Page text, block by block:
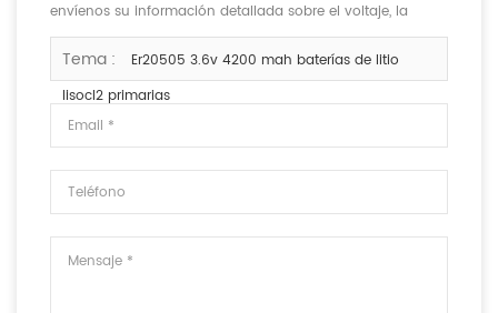
envíenos su información detallada sobre el voltaje, la
capacidad y el tamaño.
Tema :
Er20505 3.6v 4200 mah baterías de litio
lisocl2 primarias